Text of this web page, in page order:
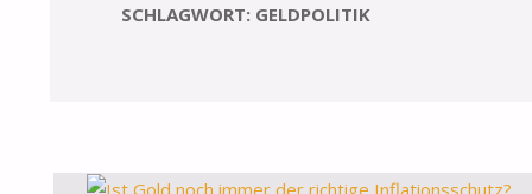
SCHLAGWORT: GELDPOLITIK